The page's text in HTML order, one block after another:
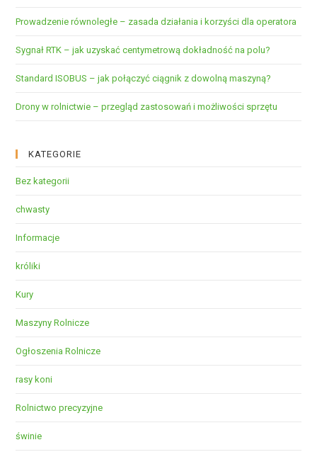
Prowadzenie równoległe – zasada działania i korzyści dla operatora
Sygnał RTK – jak uzyskać centymetrową dokładność na polu?
Standard ISOBUS – jak połączyć ciągnik z dowolną maszyną?
Drony w rolnictwie – przegląd zastosowań i możliwości sprzętu
KATEGORIE
Bez kategorii
chwasty
Informacje
króliki
Kury
Maszyny Rolnicze
Ogłoszenia Rolnicze
rasy koni
Rolnictwo precyzyjne
świnie